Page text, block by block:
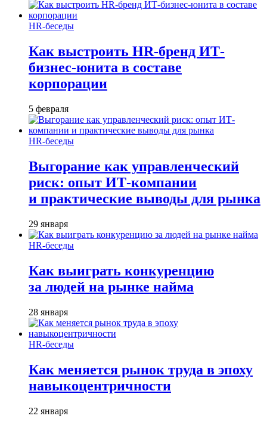
HR-беседы
Как выстроить HR-бренд ИТ-
бизнес-юнита в составе
корпорации
5 февраля
HR-беседы
Выгорание как управленческий
риск: опыт ИТ-компании
и практические выводы для рынка
29 января
HR-беседы
Как выиграть конкуренцию
за людей на рынке найма
28 января
HR-беседы
Как меняется рынок труда в эпоху
навыкоцентричности
22 января